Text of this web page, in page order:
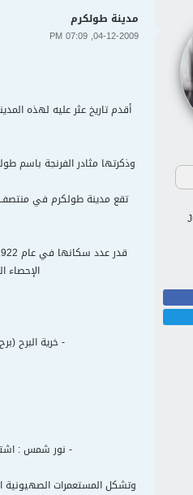
مدينة طولكرم
04-12-2009, 07:09 PM
أقدم تاريخ عثر عليه لهذه
وذكرتها مثادر الفرنجة باسم
الإحصاء الفلسطيني بلغوا (133456)
- خرية البرح
- نور شمس :
وتشكل المستعمرات الصهيونية